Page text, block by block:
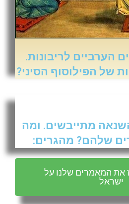
הערביים לריבונות.
של הפילוסוף הסיני?
מתייבשים. ומה
שלהם? מהגרים:
את המאמרים שלנו על
ישראל